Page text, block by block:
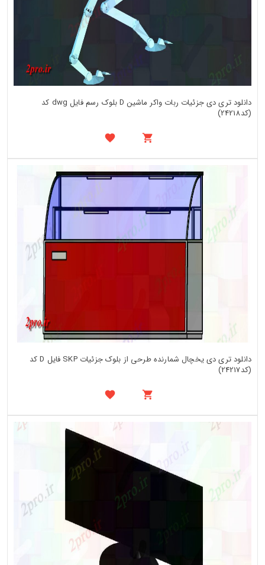
دانلود تری دی جزئیات ربات واکر ماشین D بلوک رسم فایل dwg کد
(کد24218)
دانلود تری دی یخچال شمارنده طرحی از بلوک جزئیات SKP فایل D کد
(کد24217)